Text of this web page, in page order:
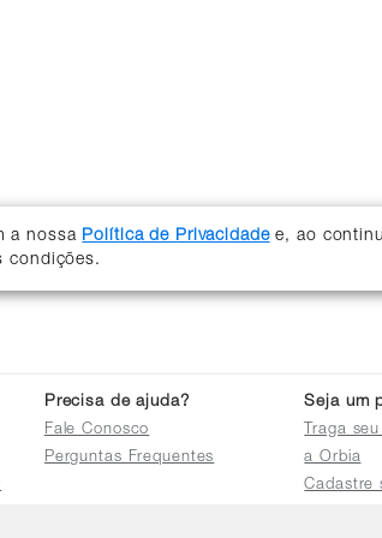
a nossa Política de Privacidadee, ao
condições.
Precisa de ajuda?
Fale Conosco
Perguntas Frequentes
Seja um
Traga
a Orbia
Cadastre